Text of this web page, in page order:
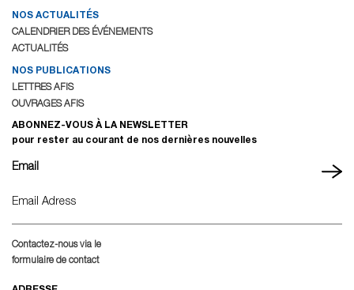
NOS ACTUALITÉS
CALENDRIER DES ÉVÉNEMENTS
ACTUALITÉS
NOS PUBLICATIONS
LETTRES AFIS
OUVRAGES AFIS
ABONNEZ-VOUS À LA NEWSLETTER
pour rester au courant de nos dernières nouvelles
Email
Contactez-nous via le
formulaire de contact